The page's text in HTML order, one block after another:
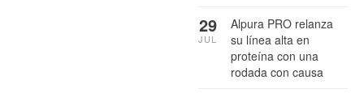
Alpura PRO relanza
su línea alta en
proteína con una
rodada con causa
29
JUL